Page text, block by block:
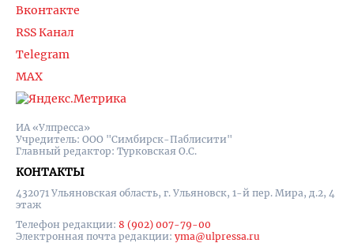
ИА «Улпресса»
Учредитель: ООО "Симбирск-Паблисити"
Главный редактор: Турковская О.С.
КОНТАКТЫ
432071 Ульяновская область, г. Ульяновск, 1-й пер. Мира, д.2, 4
этаж
Телефон редакции: 8 (902) 007-79-00
Электронная почта редакции: yma@ulpressa.ru
Вконтакте
RSS Канал
Telegram
MAX